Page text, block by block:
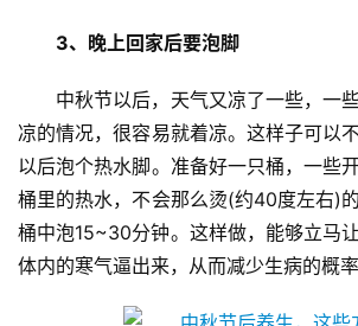
业
A
I
科
技
3、晚上回家后要泡脚
中秋节以后，天气又凉了一些，一
凉的情况，很容易就着凉。这样子可以
以后泡个热水脚。准备好一只桶，一些
桶里的热水，不会那么烫(约40度左右)
桶中泡15~30分钟。这样做，能够立马
体内的寒气逼出来，从而减少生病的概率